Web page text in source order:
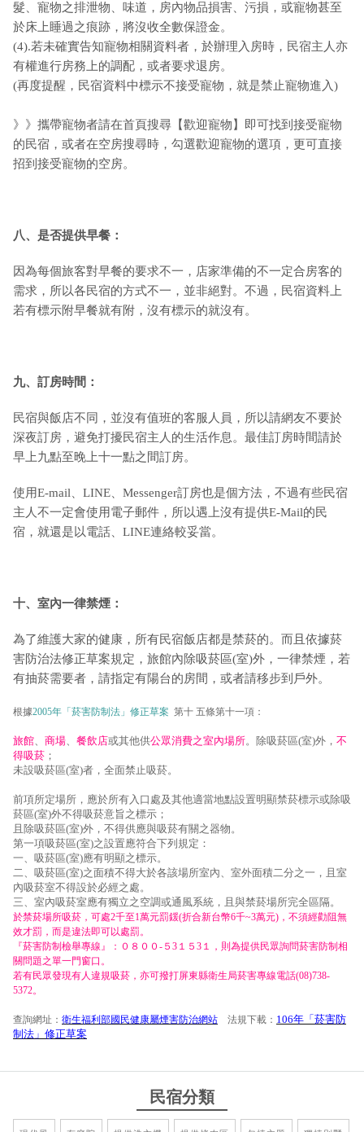
髮、寵物之排泄物、味道，房內物品損害、污損，或寵物甚至
於床上睡過之痕跡，將沒收全數保證金。
(4).若未確實告知寵物相關資料者，於辦理入房時，民宿主人亦
有權進行房務上的調配，或者要求退房。
(再度提醒，民宿資料中標示不接受寵物，就是禁止寵物進入)
》》攜帶寵物者請在首頁搜尋【歡迎寵物】即可找到接受寵物
的民宿，或者在空房搜尋時，勾選歡迎寵物的選項，更可直接
招到接受寵物的空房。
八、是否提供早餐：
因為每個旅客對早餐的要求不一，店家準備的不一定合房客的
需求，所以各民宿的方式不一，並非絕對。不過，民宿資料上
若有標示附早餐就有附，沒有標示的就沒有。
九、訂房時間：
民宿與飯店不同，並沒有值班的客服人員，所以請網友不要於
深夜訂房，避免打擾民宿主人的生活作息。最佳訂房時間請於
早上九點至晚上十一點之間訂房。
使用E-mail、LINE、Messenger訂房也是個方法，不過有些民宿
主人不一定會使用電子郵件，所以遇上沒有提供E-Mail的民
宿，就還是以電話、LINE連絡較妥當。
十、室內一律禁煙：
為了維護大家的健康，所有民宿飯店都是禁菸的。而且依據菸
害防治法修正草案規定，旅館內除吸菸區(室)外，一律禁煙，若
有抽菸需要者，請指定有陽台的房間，或者請移步到戶外。
根據2005年「菸害防制法」修正草案 第十 五條第十一項：
旅館、 商場、 餐飲店或其他供公眾消費之室內場所。除吸菸區(室)外， 不
得吸菸 ；
未設吸菸區(室)者，全面禁止吸菸。
前項所定場所，應於所有入口處及其他適當地點設置明顯禁菸標示或除吸
菸區(室)外不得吸菸意旨之標示；
且除吸菸區(室)外，不得供應與吸菸有關之器物。
第一項吸菸區(室)之設置應符合下列規定：
一、吸菸區(室)應有明顯之標示。
二、吸菸區(室)之面積不得大於各該場所室內、室外面積二分之一，且室
內吸菸室不得設於必經之處。
三、室內吸菸室應有獨立之空調或通風系統，且與禁菸場所完全區隔。
於禁菸場所吸菸，可處2千至1萬元罰鍰(折合新台幣6千~3萬元)，不須經勸阻無
效才罰，而是違法即可以處罰。
『菸害防制檢舉專線』：０８００-５3１５3１，則為提供民眾詢問菸害防制相
關問題之單一門窗口。
若有民眾發現有人違規吸菸，亦可撥打屏東縣衛生局菸害專線電話(08)738-
5372。
查詢網址： 衛生福利部國民健康屬煙害防治網站 法規下載： 106年「菸害防
制法」修正草案
民宿分類